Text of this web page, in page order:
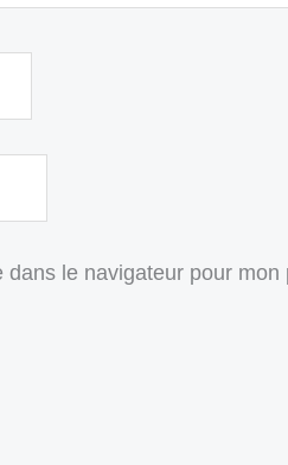
le navigateur pour